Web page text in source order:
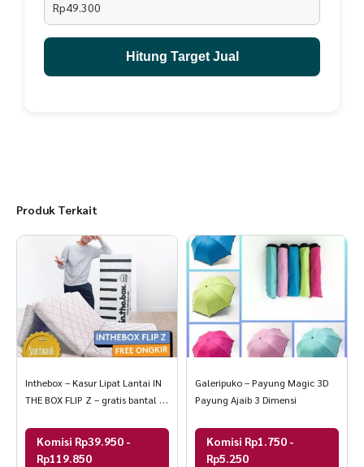
Rp49.300
Hitung Target Jual
Produk Terkait
Inthebox – Kasur Lipat Lantai IN
THE BOX FLIP Z – gratis bantal &
160NTR
Komisi Rp39.950 -
Rp119.850
Galeripuko – Payung Magic 3D
Payung Ajaib 3 Dimensi
Komisi Rp1.750 -
Rp5.250